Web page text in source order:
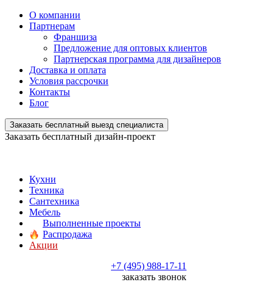
О компании
Партнерам
Франшиза
Предложение для оптовых клиентов
Партнерская программа для дизайнеров
Доставка и оплата
Условия рассрочки
Контакты
Блог
Заказать бесплатный выезд специалиста
Заказать бесплатный дизайн-проект
Кухни
Техника
Сантехника
Мебель
Выполненные проекты
Распродажа
Акции
+7 (495) 988-17-11
заказать звонок